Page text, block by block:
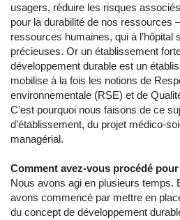
usagers, réduire les risques
pour la durabilité de nos ressources
ressources humaines, qui à l’hôpital
précieuses. Or un établissement
développement durable est un
mobilise à la fois les notions de
environnementale (RSE) et de
C’est pourquoi nous faisons de ce
d’établissement, du projet médico-
managérial.
Comment avez-vous procédé
Nous avons agi en plusieurs temps.
avons commencé par mettre en
du concept de développement